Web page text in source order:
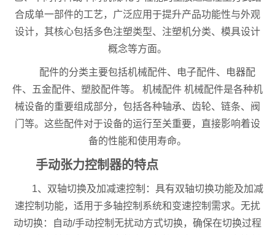
合成单一部件的工艺，广泛应用于提升产品功能性与外观
设计，其核心包括多色注塑类型、注塑机分类、模具设计
概念等方面。
配件的分类主要包括机械配件、电子配件、电器配
件、五金配件、塑胶配件等。 机械配件 机械配件是各种机
械设备的重要组成部分，包括各种轴承、齿轮、链条、阀
门等。这些配件对于设备的运行至关重要，直接影响着设
备的性能和使用寿命。
手动张力控制器的特点
1、双轴切换及加减速控制：具有双轴切换功能及加减
速控制功能，适用于多轴控制系统和变速控制需求。无扰
动切换：自动/手动控制无扰动方式切换，确保在切换过程